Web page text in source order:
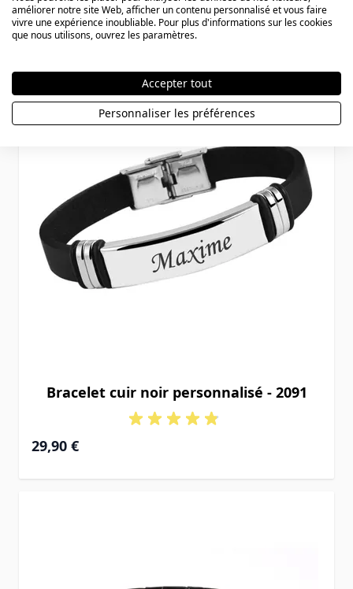
49,90 €
Bracelet cuir noir personnalisé - 2091
29,90 €
améliorer notre site Web, afficher un contenu personnalisé et vous faire
vivre une expérience inoubliable. Pour plus d'informations sur les cookies
que nous utilisons, ouvrez les paramètres.
Accepter tout
Personnaliser les préférences